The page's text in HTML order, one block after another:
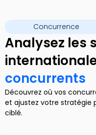
Concurrence
Analysez les
concurrents
Découvrez où vos
et ajustez votre stratégie
ciblé.